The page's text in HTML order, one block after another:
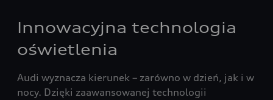
Innowacyjna technologia
oświetlenia
Audi wyznacza kierunek – zarówno w dzień, jak i w
nocy. Dzięki zaawansowanej technologii